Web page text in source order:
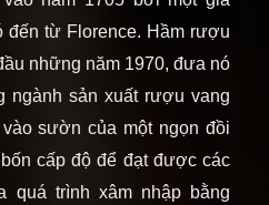
từ Florence. Hầm rượu
những năm 1970, đưa nó
ngành sản xuất rượu vang
sườn của một ngọn đồi
cấp độ để đạt được các
quá trình xâm nhập bằng